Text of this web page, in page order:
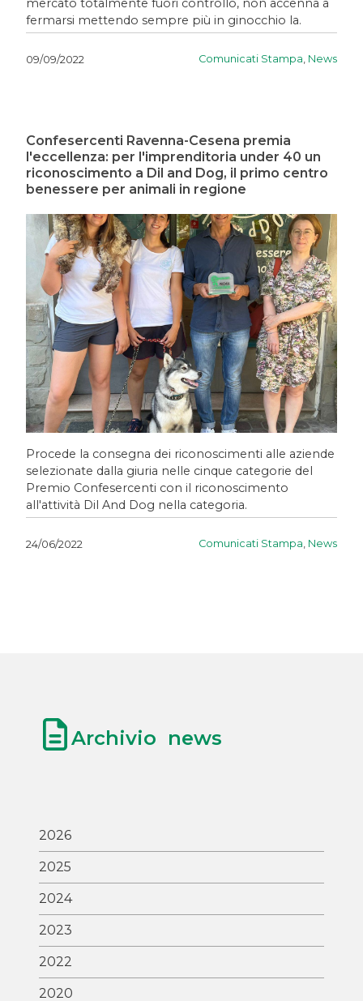
mercato totalmente fuori controllo, non accenna a
fermarsi mettendo sempre più in ginocchio la.
09/09/2022 Comunicati Stampa, News
Confesercenti Ravenna-Cesena premia
l'eccellenza: per l'imprenditoria under 40 un
riconoscimento a Dil and Dog, il primo centro
benessere per animali in regione
Procede la consegna dei riconoscimenti alle aziende
selezionate dalla giuria nelle cinque categorie del
Premio Confesercenti con il riconoscimento
all'attività Dil And Dog nella categoria.
24/06/2022 Comunicati Stampa, News
Archivio news
2026
2025
2024
2023
2022
2020